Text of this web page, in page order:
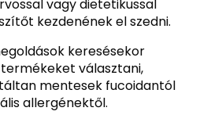
vagy dietetikussal
kezdenének el szedni.
keresésekor
választani,
mentesek fucoidantól
allergénektől.